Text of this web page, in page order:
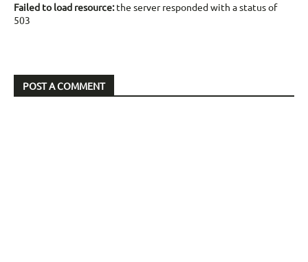
Failed to load resource:the server responded with a status of
503
POST A COMMENT